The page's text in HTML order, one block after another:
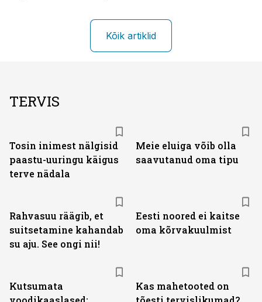
Kõik artiklid
TERVIS
Tosin inimest nälgisid
paastu-uuringu käigus
terve nädala
Meie eluiga võib olla
saavutanud oma tipu
Rahvasuu räägib, et
suitsetamine kahandab
su aju. See ongi nii!
Eesti noored ei kaitse
oma kõrvakuulmist
Kutsumata
Kas mahetooted on